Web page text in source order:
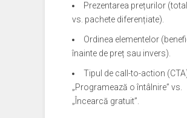
Prezentarea prețurilor
vs. pachete diferențiate).
Ordinea elementelor
înainte de preț sau invers).
Tipul de call-to-action
„Programează o întâlnire” vs.
„Încearcă gratuit”.